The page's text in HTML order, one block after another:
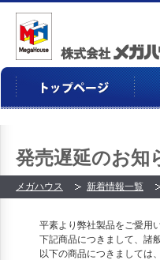
発売遅延のお知
メガハウス 新着情報一覧
平素より弊社製品をご愛用
下記商品につきまして、諸
以下の商品につきましては